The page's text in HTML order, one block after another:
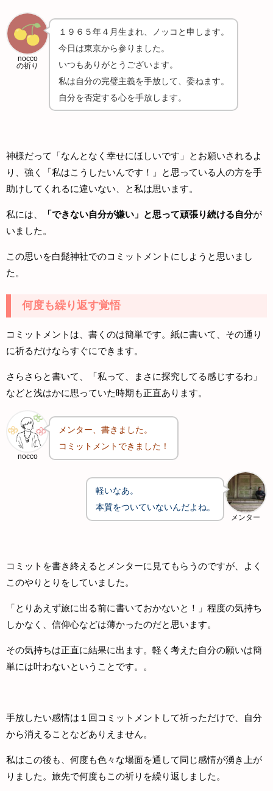
nocco
の祈り
１９６５年４月生まれ、ノッコと申します。
今日は東京から参りました。
いつもありがとうございます。
私は自分の完璧主義を手放して、委ねます。
自分を否定する心を手放します。
神様だって「なんとなく幸せにほしいです」とお願いされるよ
り、強く「私はこうしたいんです！」と思っている人の方を手
助けしてくれるに違いない、と私は思います。
私には、 「できない自分が嫌い」と思って頑張り続ける自分が
いました。
この思いを白髭神社でのコミットメントにしようと思いまし
た。
何度も繰り返す覚悟
コミットメントは、書くのは簡単です。紙に書いて、その通り
に祈るだけならすぐにできます。
さらさらと書いて、「私って、まさに探究してる感じするわ」
などと浅はかに思っていた時期も正直あります。
nocco
メンター、書きました。
コミットメントできました！
メンター
軽いなあ。
本質をついていないんだよね。
コミットを書き終えるとメンターに見てもらうのですが、よく
このやりとりをしていました。
「とりあえず旅に出る前に書いておかないと！」程度の気持ち
しかなく、信仰心などは薄かったのだと思います。
その気持ちは正直に結果に出ます。軽く考えた自分の願いは簡
単には叶わないということです。。
手放したい感情は１回コミットメントして祈っただけで、自分
から消えることなどありえません。
私はこの後も、何度も色々な場面を通して同じ感情が湧き上が
りました。旅先で何度もこの祈りを繰り返しました。